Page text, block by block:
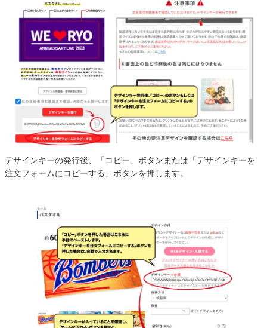
デザインキーの発行後、「コピー」ボタンまたは「デザインキーを
注文フォームにコピーする」ボタンを押します。